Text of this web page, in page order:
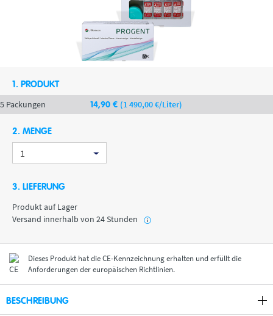
BESCHREIBUNG
1. PRODUKT
5 Packungen 14,90 € (1 490,00€/Liter)
2. MENGE
3. LIEFERUNG
Produkt auf Lager
Versand innerhalb von 24 Stunden
i
Dieses Produkt hat die CE-Kennzeichnung erhalten und erfüllt die
Anforderungen der europäischen Richtlinien.